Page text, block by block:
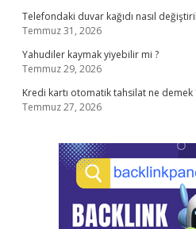
Telefondaki duvar kağıdı nasıl
Temmuz 31, 2026
Yahudiler kaymak yiyebilir mi ?
Temmuz 29, 2026
Kredi kartı otomatik tahsilat ne demek
Temmuz 27, 2026